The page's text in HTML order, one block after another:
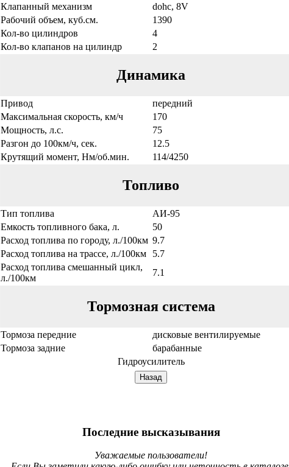
Клапанный механизм
dohc, 8V
Рабочий объем, куб.см.
1390
Кол-во цилиндров
4
Кол-во клапанов на цилиндр
2
Динамика
Привод
передний
Максимальная скорость, км/ч
170
Мощность, л.с.
75
Разгон до 100км/ч, сек.
12.5
Крутящий момент, Нм/об.мин.
114/4250
Топливо
Тип топлива
АИ-95
Емкость топливного бака, л.
50
Расход топлива по городу, л./100км 9.7
Расход топлива на трассе, л./100км
5.7
Расход топлива смешанный цикл,
л./100км
7.1
Тормозная система
Тормоза передние
дисковые вентилируемые
Тормоза задние
барабанные
Гидроусилитель
Последние высказывания
Уважаемые пользователи!